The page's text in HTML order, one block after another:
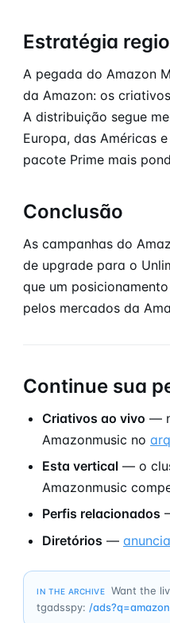
Estratégia
A pegada do Amazon
da Amazon: os
A distribuição segue
Europa, das Américas
pacote Prime mais
Conclusão
As campanhas do
de upgrade para o
que um
pelos mercados da
Continue sua
Criativos ao vivo —
Amazonmusic no
Esta vertical — o
Amazonmusic
Perfis relacionados
Diretórios —
IN THE ARCHIVE
Want the
tgadsspy: /ads?q=